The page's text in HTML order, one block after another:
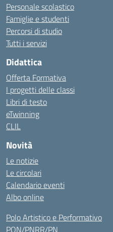
Personale scolastico
Famiglie e studenti
Percorsi di studio
Tutti i servizi
Didattica
Offerta Formativa
I progetti delle classi
Libri di testo
eTwinning
CLIL
Novità
Le notizie
Le circolari
Calendario eventi
Albo online
Polo Artistico e Performativo
PON/PNRR/PN